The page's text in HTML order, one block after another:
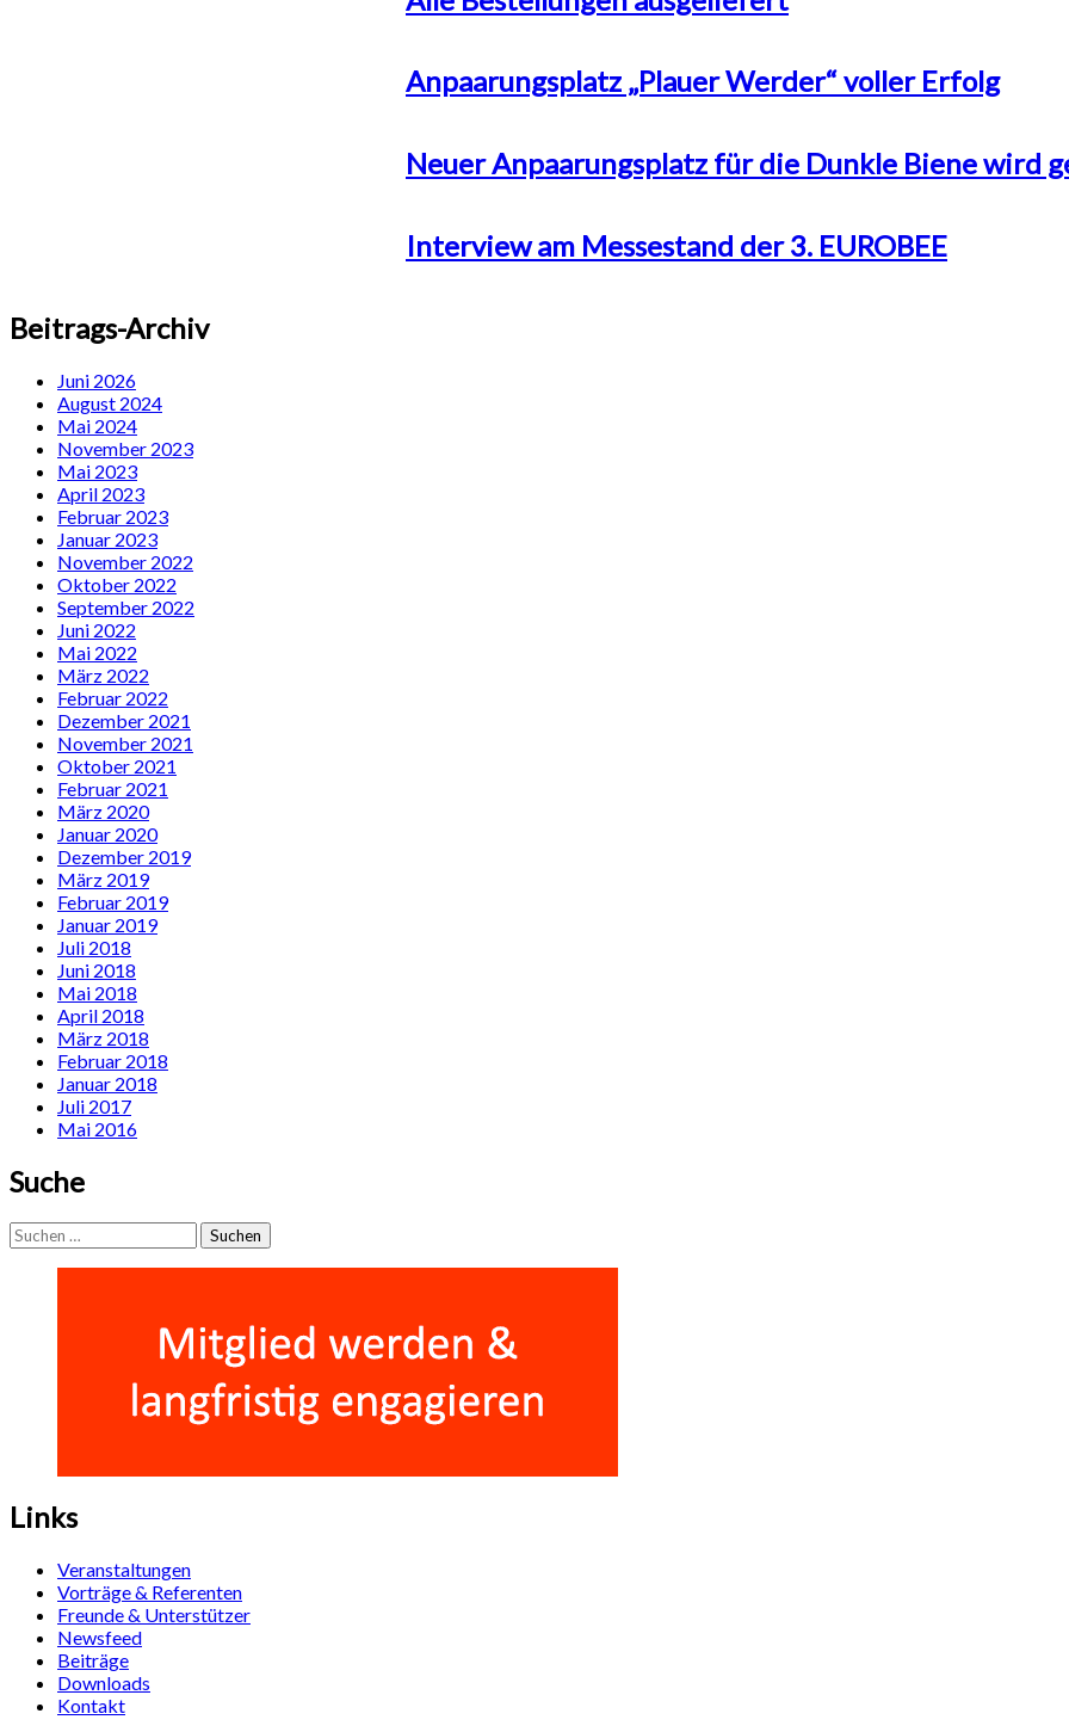
Anpaarungsplatz „Plauer Werder“ voller Erfolg
Neuer Anpaarungsplatz für die Dunkle Biene wird
Interview am Messestand der 3. EUROBEE
Beitrags-Archiv
Juni 2026
August 2024
Mai 2024
November 2023
Mai 2023
April 2023
Februar 2023
Januar 2023
November 2022
Oktober 2022
September 2022
Juni 2022
Mai 2022
März 2022
Februar 2022
Dezember 2021
November 2021
Oktober 2021
Februar 2021
März 2020
Januar 2020
Dezember 2019
März 2019
Februar 2019
Januar 2019
Juli 2018
Juni 2018
Mai 2018
April 2018
März 2018
Februar 2018
Januar 2018
Juli 2017
Mai 2016
Suche
Suchen
nach:
Links
Veranstaltungen
Vorträge & Referenten
Freunde & Unterstützer
Newsfeed
Beiträge
Downloads
Kontakt